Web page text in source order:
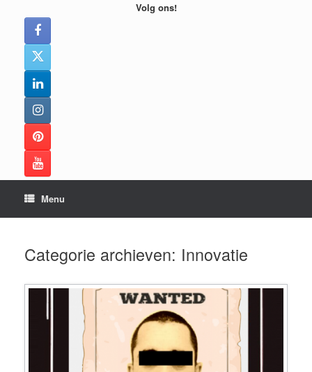
Volg ons!
Menu
Categorie archieven: Innovatie